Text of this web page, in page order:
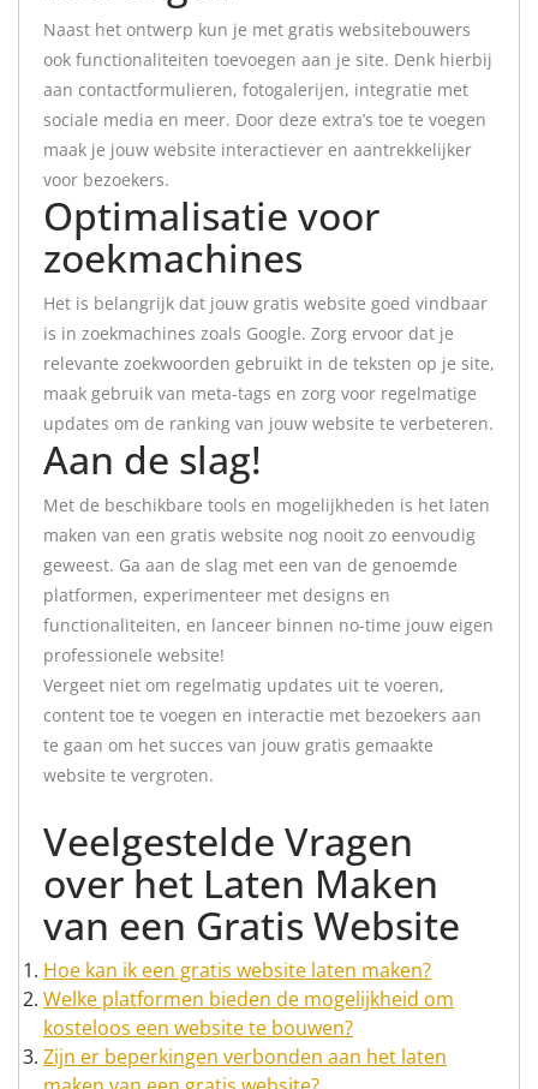
Naast het ontwerp kun je met gratis websitebouwers
ook functionaliteiten toevoegen aan je site. Denk hierbij
aan contactformulieren, fotogalerijen, integratie met
sociale media en meer. Door deze extra’s toe te voegen
maak je jouw website interactiever en aantrekkelijker
voor bezoekers.
Optimalisatie voor
zoekmachines
Het is belangrijk dat jouw gratis website goed vindbaar
is in zoekmachines zoals Google. Zorg ervoor dat je
relevante zoekwoorden gebruikt in de teksten op je site,
maak gebruik van meta-tags en zorg voor regelmatige
updates om de ranking van jouw website te verbeteren.
Aan de slag!
Met de beschikbare tools en mogelijkheden is het laten
maken van een gratis website nog nooit zo eenvoudig
geweest. Ga aan de slag met een van de genoemde
platformen, experimenteer met designs en
functionaliteiten, en lanceer binnen no-time jouw eigen
professionele website!
Vergeet niet om regelmatig updates uit te voeren,
content toe te voegen en interactie met bezoekers aan
te gaan om het succes van jouw gratis gemaakte
website te vergroten.
Veelgestelde Vragen
over het Laten Maken
van een Gratis Website
Hoe kan ik een gratis website laten maken?
Welke platformen bieden de mogelijkheid om
kosteloos een website te bouwen?
Zijn er beperkingen verbonden aan het laten